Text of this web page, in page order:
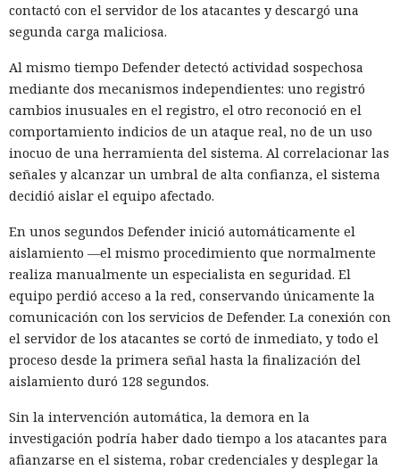
contactó con el servidor de los atacantes y descargó una
segunda carga maliciosa.
Al mismo tiempo Defender detectó actividad sospechosa
mediante dos mecanismos independientes: uno registró
cambios inusuales en el registro, el otro reconoció en el
comportamiento indicios de un ataque real, no de un uso
inocuo de una herramienta del sistema. Al correlacionar las
señales y alcanzar un umbral de alta confianza, el sistema
decidió aislar el equipo afectado.
En unos segundos Defender inició automáticamente el
aislamiento —el mismo procedimiento que normalmente
realiza manualmente un especialista en seguridad. El
equipo perdió acceso a la red, conservando únicamente la
comunicación con los servicios de Defender. La conexión con
el servidor de los atacantes se cortó de inmediato, y todo el
proceso desde la primera señal hasta la finalización del
aislamiento duró 128 segundos.
Sin la intervención automática, la demora en la
investigación podría haber dado tiempo a los atacantes para
afianzarse en el sistema, robar credenciales y desplegar la